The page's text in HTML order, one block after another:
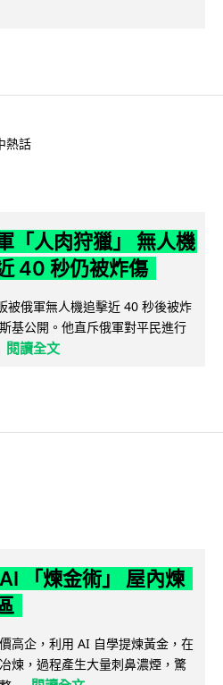
熱話
「人肉狩獵」 無人機
40 秒仍被炸傷
被俄軍無人機追擊近 40 秒後被炸
基公開。他直斥俄軍對平民進行
閱讀全文
「煉金術」 屋內煉
高企，利用 AI 自學提煉黃金，在
煉，過程產生大量刺鼻濃煙，驚